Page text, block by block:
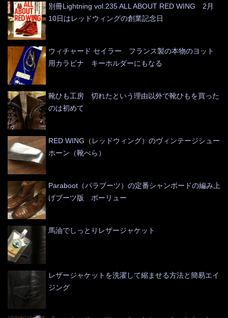
別冊Lightning vol.235 ALL ABOUT RED WING 2月
10日はレッドウィングの創業記念日
ウィチャード セイラー フランス製の本物のヨット
用カラビナ キーホルダーにもなる
靴ひも工房 切れたという理由以外で靴ひもを買った
のは初めて
RED WING（レッドウィング）のヴィンテージシュー
ホーン（靴べら）
Paraboot（パラブーツ）の定番シャンボードの編み上
げブーツ版 ボーリュー
馬油でしっとりレザージャケット
レザージャケットを洗濯して縮ませる方法と簡易エイ
ジング